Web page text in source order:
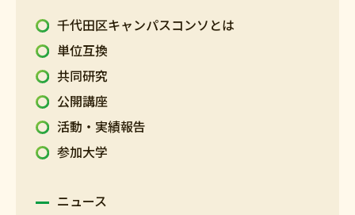
千代田区キャンパスコンソとは
単位互換
共同研究
公開講座
活動・実績報告
参加大学
ニュース